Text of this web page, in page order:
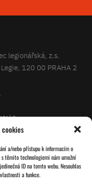
cookies
a/nebo přístupu k informacím o
těmito technologiemi nám umožní
ID na tomto webu. Nesouhlas
a funkce.
legionářská, z.s.
120 00 PRAHA 2
legionářů
členy
cookies